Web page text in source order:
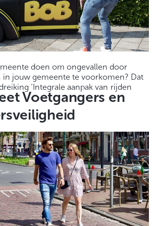
doen om ongevallen door
in jouw gemeente te voorkomen? Dat
‘Integrale aanpak van rijden
Voetgangers en